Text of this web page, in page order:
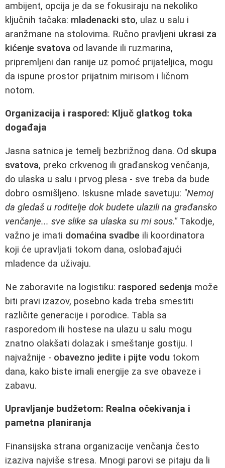
ambijent, opcija je da se fokusiraju na nekoliko
ključnih tačaka: mladenacki sto, ulaz u salu i
aranžmane na stolovima. Ručno pravljeni ukrasi za
kićenje svatova od lavande ili ruzmarina,
pripremljeni dan ranije uz pomoć prijateljica, mogu
da ispune prostor prijatnim mirisom i ličnom
notom.
Organizacija i raspored: Ključ glatkog toka
događaja
Jasna satnica je temelj bezbrižnog dana. Od skupa
svatova, preko crkvenog ili građanskog venčanja,
do ulaska u salu i prvog plesa - sve treba da bude
dobro osmišljeno. Iskusne mlade savetuju: "Nemoj
da gledaš u roditelje dok budete ulazili na građansko
venčanje... sve slike sa ulaska su mi sous." Takodje,
važno je imati domaćina svadbe ili koordinatora
koji će upravljati tokom dana, oslobađajući
mladence da uživaju.
Ne zaboravite na logistiku: raspored sedenja može
biti pravi izazov, posebno kada treba smestiti
različite generacije i porodice. Tabla sa
rasporedom ili hostese na ulazu u salu mogu
znatno olakšati dolazak i smeštanje gostiju. I
najvažnije - obavezno jedite i pijte vodu tokom
dana, kako biste imali energije za sve obaveze i
zabavu.
Upravljanje budžetom: Realna očekivanja i
pametna planiranja
Finansijska strana organizacije venčanja često
izaziva najviše stresa. Mnogi parovi se pitaju da li